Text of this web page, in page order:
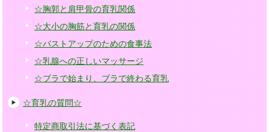
☆胸郭と肩甲骨の育乳関係
☆大小の胸筋と育乳の関係
☆バストアップのための食事法
☆乳腺への正しいマッサージ
☆ブラで始まり、ブラで終わる育乳
☆育乳の質問☆
特定商取引法に基づく表記